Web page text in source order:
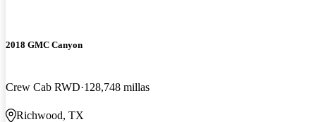
2018 GMC Canyon
Crew Cab RWD 128,748 millas
Richwood, TX